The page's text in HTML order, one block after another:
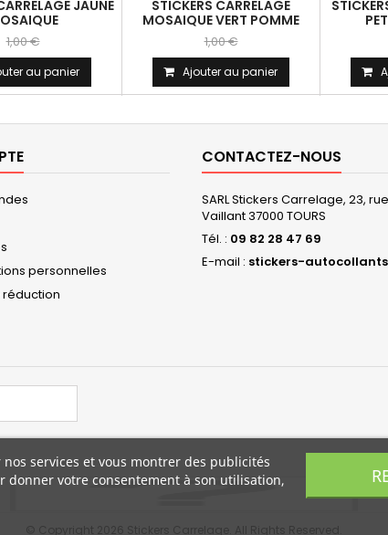
JAUNE
1,00 €
au panier
STICKERS CARRELAGE
MOSAIQUE VERT POMME
1,00 €
Ajouter au panier
© Copyright 2026 Stickers Carrelage. All Rights Reserved.
personnelles
réduction
CONTACTEZ-NOUS
SARL Stickers Carrelage, 23,
Vaillant 37000 TOURS
Tél. : 09 82 28 47 69
E-mail : stickers-
services et vous montrer des publicités
donner votre consentement à son utilisation,